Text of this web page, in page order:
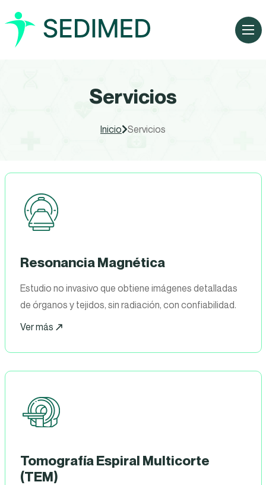
Servicios
Inicio Servicios
Resonancia Magnética
Estudio no invasivo que obtiene imágenes detalladas
de órganos y tejidos, sin radiación, con confiabilidad.
Ver más
Tomografía Espiral Multicorte
(TEM)